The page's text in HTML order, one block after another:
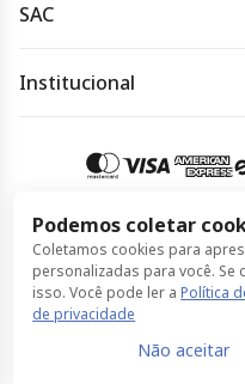
Podemos coletar
Coletamos cookies para
personalizadas para você. Se
isso. Você pode ler aPolítica
de privacidade
Não aceitar
SAC
Horário de atendimento:
8h às 18h e sexta-feira
Acessar meu pedido
Institucional
Política de Cookies
© Grupo Belarmino feito